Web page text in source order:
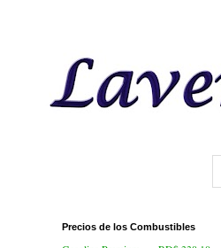
Precios de los Combustibles